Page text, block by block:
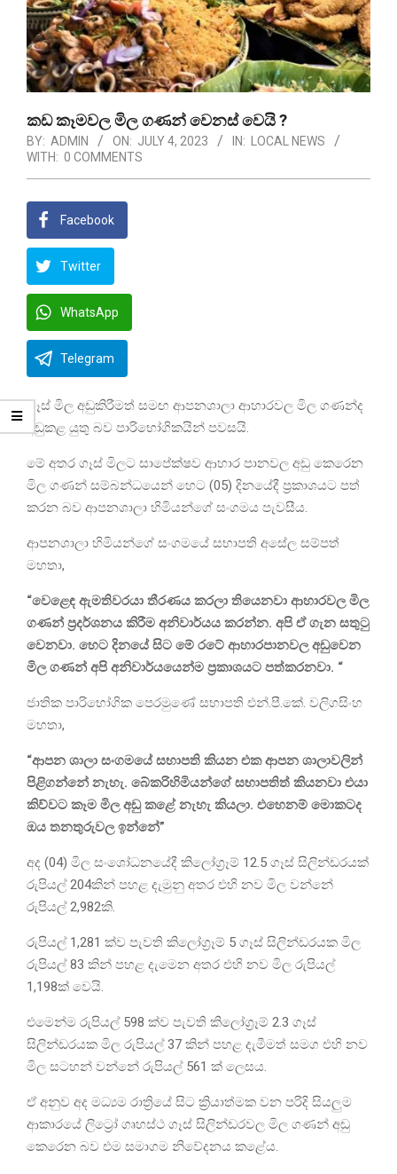
කඩ කෑමවල මිල ගණන් වෙනස් වෙයි ?
BY: ADMIN ON: JULY 4, 2023 IN:
LOCAL NEWS
WITH: 0 COMMENTS
Facebook
Twitter
WhatsApp
Telegram
ගෑස් මිල අඩුකිරීමත් සමඟ ආපනශාලා ආහාරවල මිල ගණන්ද
අඩුකළ යුතු බව පාරිභෝගිකයින් පවසයි.
මේ අතර ගෑස් මිලට සාපේක්ෂව ආහාර පානවල අඩු කෙරෙන
මිල ගණන් සම්බන්ධයෙන් හෙට (05) දිනයේදී ප්‍රකාශයට පත්
කරන බව ආපනශාලා හිමියන්ගේ සංගමය පැවසීය.
ආපනශාලා හිමියන්ගේ සංගමයේ සභාපති අසේල සම්පත්
මහතා,
“වෙළෙඳ ඇමතිවරයා තීරණය කරලා තියෙනවා ආහාරවල මිල
ගණන් ප්‍රදර්ශනය කිරීම අනිවාර්යය කරන්න. අපි ඒ ගැන සතුටු
වෙනවා. හෙට දිනයේ සිට මේ රටේ ආහාරපානවල අඩුවෙන
මිල ගණන් අපි අනිවාර්යයෙන්ම ප්‍රකාශයට පත්කරනවා. “
ජාතික පාරිභෝගික පෙරමුණේ සභාපති එන්.පී.කේ. වලිගසිංහ
මහතා,
“ආපන ශාලා සංගමයේ සභාපති කියන එක ආපන ශාලාවලින්
පිළිගන්නේ නැහැ. බේකරිහිමියන්ගේ සභාපතිත් කියනවා එයා
කිව්වට කෑම මිල අඩු කළේ නැහැ කියලා. එහෙනම් මොකටද
ඔය තනතුරුවල ඉන්නේ”
අද (04) මිල සංශෝධනයේදී කිලෝග්‍රෑම් 12.5 ගෑස් සිලින්ඩරයක්
රුපියල් 204කින් පහළ දැමුනු අතර එහි නව මිල වන්නේ
රුපියල් 2,982කි.
රුපියල් 1,281 ක්ව පැවති කිලෝග්‍රෑම් 5 ගෑස් සිලින්ඩරයක මිල
රුපියල් 83 කින් පහළ දැමෙන අතර එහි නව මිල රුපියල්
1,198ක් වෙයි.
එමෙන්ම රුපියල් 598 ක්ව පැවති කිලෝග්‍රෑම් 2.3 ගෑස්
සිලින්ඩරයක මිල රුපියල් 37 කින් පහළ දැමීමත් සමග එහි නව
මිල සටහන් වන්නේ රුපියල් 561 ක් ලෙසය.
ඒ අනුව අද මධ්‍යම රාත්‍රියේ සිට ක්‍රියාත්මක වන පරිදි සියලුම
ආකාරයේ ලිට්‍රෝ ගෘහස්ථ ගෑස් සිලින්ඩරවල මිල ගණන් අඩු
කෙරෙන බව එම සමාගම නිවේදනය කළේය.